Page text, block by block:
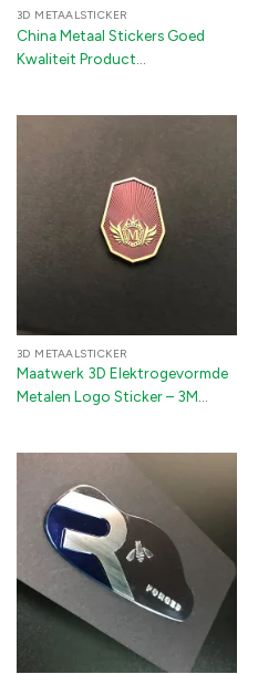
3D METAALSTICKER
China Metaal Stickers Goed
Kwaliteit Product
3D METAALSTICKER
Maatwerk 3D Elektrogevormde
Metalen Logo Sticker – 3M